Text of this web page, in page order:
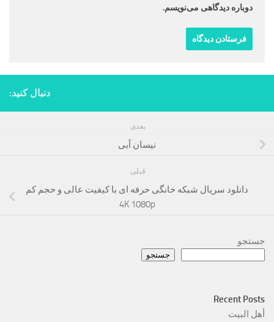
دوباره دیدگاهی می‌نویسم.
دنبال کنید:
بعدی
نیسان آبی
قبلی
دانلود سریال شبکه خانگی حرفه ای با کیفیت عالی و حجم کم
4K 1080p
جستجو
جستجو
Recent Posts
أهل البيت